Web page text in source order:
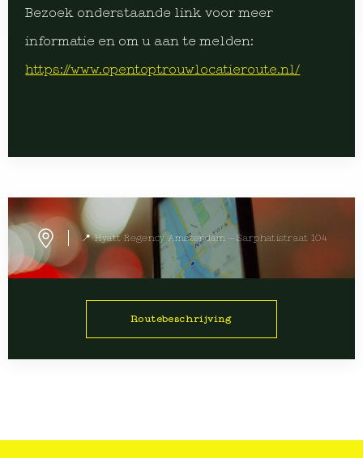
Bezoek onderstaande link voor meer
informatie en om u aan te melden:
https://www.opentoptrouwlocatieroute.nl/
📍 Hyatt Regency Amsterdam – Sarphatistraat 104
Routebeschrijving